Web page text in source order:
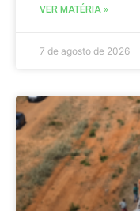
VER MATÉRIA »
7 de agosto de 2026